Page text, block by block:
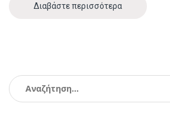
Διαβάστε περισσότερα
Αναζήτηση
για: